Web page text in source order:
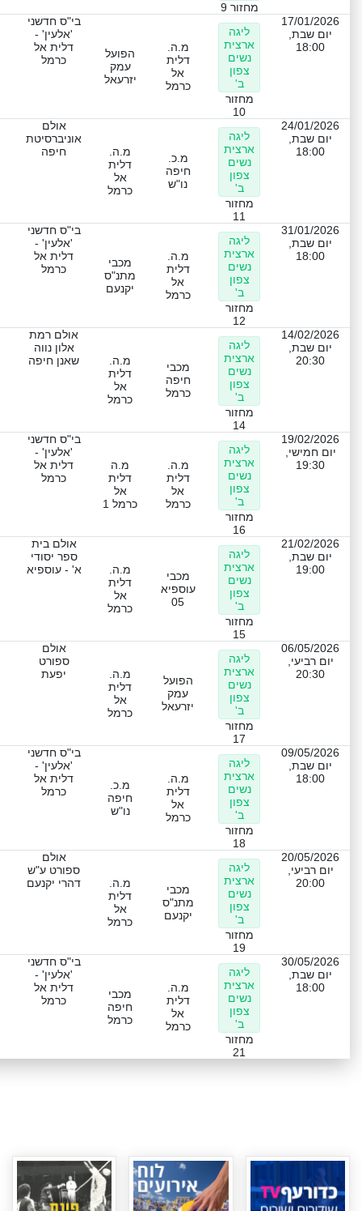
מחזור 9
17/01/2026
יום שבת,
18:00
ליגה
ארצית
נשים
צפון
ב'
מחזור
10
מ.ה.
דלית
אל
כרמל
הפועל
עמק
יזרעאל
בי"ס חדשני
'אלעין' -
דלית אל
כרמל
24/01/2026
יום שבת,
18:00
ליגה
ארצית
נשים
צפון
ב'
מחזור
11
מ.כ.
חיפה
נו"ש
מ.ה.
דלית
אל
כרמל
אולם
אוניברסיטת
חיפה
31/01/2026
יום שבת,
18:00
ליגה
ארצית
נשים
צפון
ב'
מחזור
12
מ.ה.
דלית
אל
כרמל
מכבי
מתנ"ס
יקנעם
בי"ס חדשני
'אלעין' -
דלית אל
כרמל
14/02/2026
יום שבת,
20:30
ליגה
ארצית
נשים
צפון
ב'
מחזור
14
מכבי
חיפה
כרמל
מ.ה.
דלית
אל
כרמל
אולם רמת
אלון נווה
שאנן חיפה
19/02/2026
יום חמישי,
19:30
ליגה
ארצית
נשים
צפון
ב'
מחזור
16
מ.ה.
דלית
אל
כרמל
מ.ה
דלית
אל
כרמל 1
בי"ס חדשני
'אלעין' -
דלית אל
כרמל
21/02/2026
יום שבת,
19:00
ליגה
ארצית
נשים
צפון
ב'
מחזור
15
מכבי
עוספיא
05
מ.ה.
דלית
אל
כרמל
אולם בית
ספר יסודי
א' - עוספיא
06/05/2026
יום רביעי,
20:30
ליגה
ארצית
נשים
צפון
ב'
מחזור
17
הפועל
עמק
יזרעאל
מ.ה.
דלית
אל
כרמל
אולם
ספורט
יפעת
09/05/2026
יום שבת,
18:00
ליגה
ארצית
נשים
צפון
ב'
מחזור
18
מ.ה.
דלית
אל
כרמל
מ.כ.
חיפה
נו"ש
בי"ס חדשני
'אלעין' -
דלית אל
כרמל
20/05/2026
יום רביעי,
20:00
ליגה
ארצית
נשים
צפון
ב'
מחזור
19
מכבי
מתנ"ס
יקנעם
מ.ה.
דלית
אל
כרמל
אולם
ספורט ע"ש
דהרי יקנעם
30/05/2026
יום שבת,
18:00
ליגה
ארצית
נשים
צפון
ב'
מחזור
21
מ.ה.
דלית
אל
כרמל
מכבי
חיפה
כרמל
בי"ס חדשני
'אלעין' -
דלית אל
כרמל